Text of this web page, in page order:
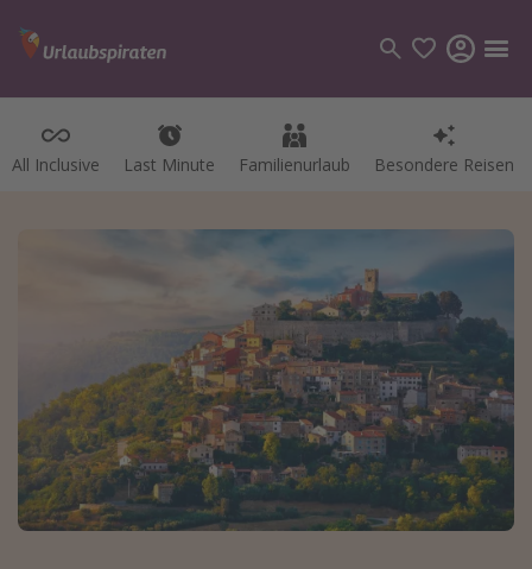
All Inclusive Last Minute Familienurlaub Besondere Reisen
Kategorien
Reiseziele
Alle Reiseziele
Bodensee Urlaub
Gozo Urlaub